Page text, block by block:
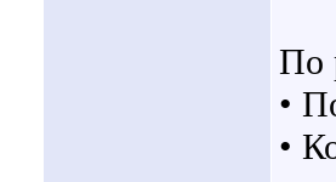
По
•
•